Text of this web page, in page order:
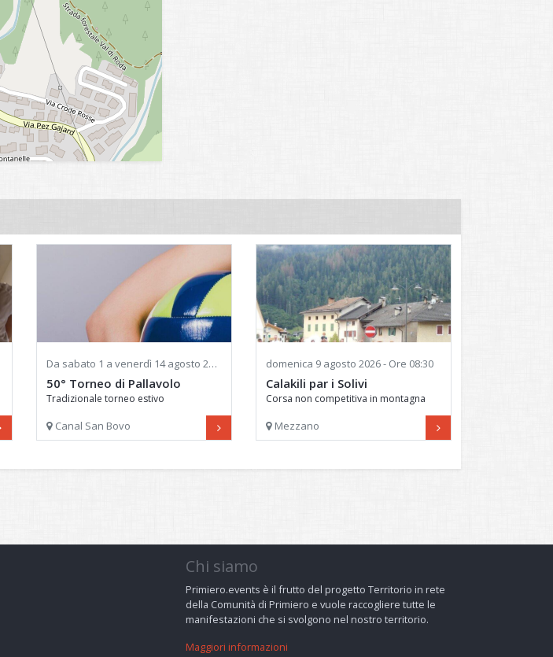
Da sabato 1 a venerdì 14 agosto 2026 - Ore 20:00
50° Torneo di Pallavolo
Tradizionale torneo estivo
Canal San Bovo
domenica 9 agosto 2026 - Ore 08:30
Calakili par i Solivi
Corsa non competitiva in montagna
Mezzano
Chi siamo
Primiero.events è il frutto del progetto Territorio in rete
della Comunità di Primiero e vuole raccogliere tutte le
manifestazioni che si svolgono nel nostro territorio.
Maggiori informazioni